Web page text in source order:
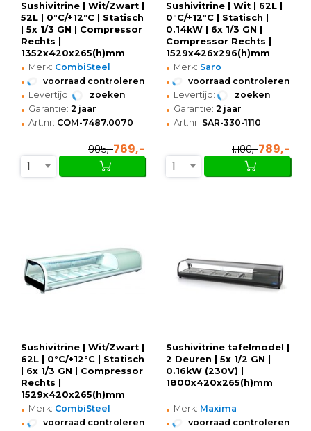
Sushivitrine | Wit/Zwart |
52L | 0°C/+12°C | Statisch
| 5x 1/3 GN | Compressor
Rechts |
1352x420x265(h)mm
• Merk: CombiSteel
• voorraad controleren
• Levertijd: zoeken
• Garantie: 2 jaar
• Art.nr: COM-7487.0070
905,-769,-
1
Sushivitrine | Wit | 62L |
0°C/+12°C | Statisch |
0.14kW | 6x 1/3 GN |
Compressor Rechts |
1529x426x296(h)mm
• Merk: Saro
• voorraad controleren
• Levertijd: zoeken
• Garantie: 2 jaar
• Art.nr: SAR-330-1110
1.100,-789,-
1
Sushivitrine | Wit/Zwart |
62L | 0°C/+12°C | Statisch
| 6x 1/3 GN | Compressor
Rechts |
1529x420x265(h)mm
• Merk: CombiSteel
• voorraad controleren
Sushivitrine tafelmodel |
2 Deuren | 5x 1/2 GN |
0.16kW (230V) |
1800x420x265(h)mm
• Merk: Maxima
• voorraad controleren